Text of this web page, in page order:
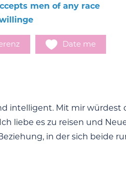
men of any race
Date me
intelligent. Mit mir
liebe es zu reisen und
in der sich beide